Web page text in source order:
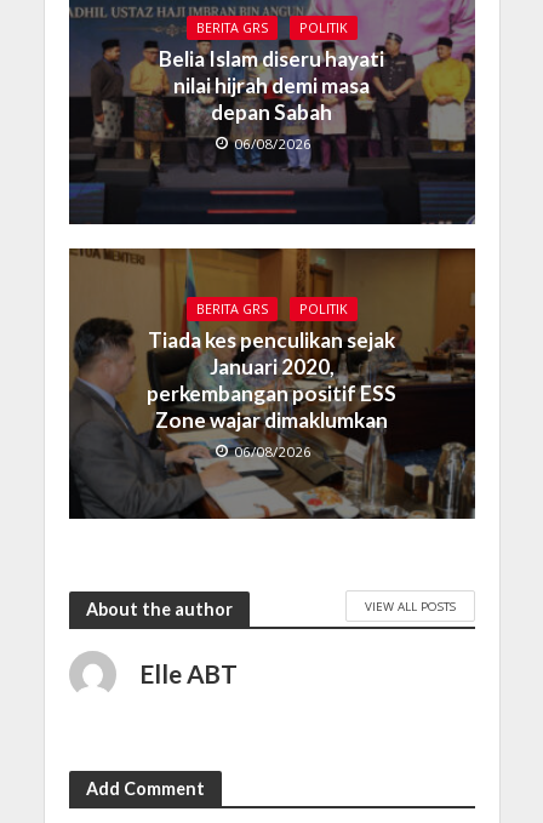
BERITA GRS POLITIK
Belia Islam diseru hayati
nilai hijrah demi masa
depan Sabah
06/08/2026
BERITA GRS POLITIK
Tiada kes penculikan sejak
Januari 2020,
perkembangan positif ESS
Zone wajar dimaklumkan
06/08/2026
About the author VIEW ALL POSTS
Elle ABT
Add Comment